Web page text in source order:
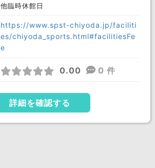
他臨時休館日
https://www.spst-chiyoda.jp/faciliti
es/chiyoda_sports.html#facilitiesFe
e
0.00 0 件
詳細を確認する